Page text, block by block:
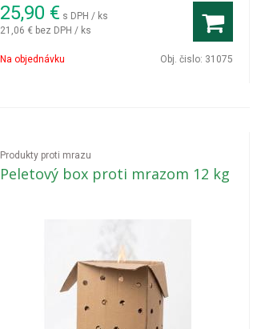
25,90 € s DPH / ks
21,06 € bez DPH / ks
Na objednávku Obj. čislo: 31075
Produkty proti mrazu
Peletový box proti mrazom 12 kg